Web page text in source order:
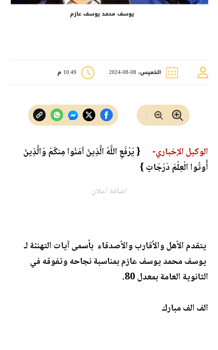
يوسف محمد يوسف عازم
الخميس، 08-08-2024 10:49 م
الوكيل الإخباري-
{ ‏‏يَرْفَعِ اللَّهُ الَّذِينَ آمَنُوا مِنكُمْ وَالَّذِينَ
أُوتُوا الْعِلْمَ دَرَجَاتٍ }
اضافة اعلان
يتقدم الأهل والأقارب والأصدقاء بأسمى آيات التهنئة لـ
يوسف محمد يوسف عازم بمناسبة نجاحه وتفوقه في
الثانوية العامة بمعدل 80.
الف الف مبارك